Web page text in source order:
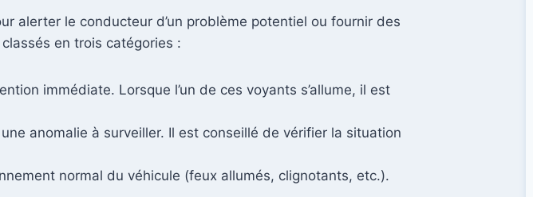
alerter le conducteur d’un problème potentiel ou fournir des
en trois catégories :
immédiate. Lorsque l’un de ces voyants s’allume, il est
anomalie à surveiller. Il est conseillé de vérifier la situation
normal du véhicule (feux allumés, clignotants, etc.).